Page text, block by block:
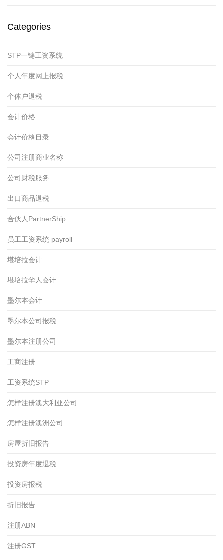
Categories
STP一键工资系统
个人年度网上报税
个体户退税
会计价格
会计价格目录
公司注册商业名称
公司财税服务
出口商品退税
合伙人PartnerShip
员工工资系统 payroll
堪培拉会计
堪培拉华人会计
墨尔本会计
墨尔本公司报税
墨尔本注册公司
工商注册
工资系统STP
怎样注册澳大利亚公司
怎样注册澳洲公司
房屋折旧报告
投资房年度退税
投资房报税
折旧报告
注册ABN
注册GST